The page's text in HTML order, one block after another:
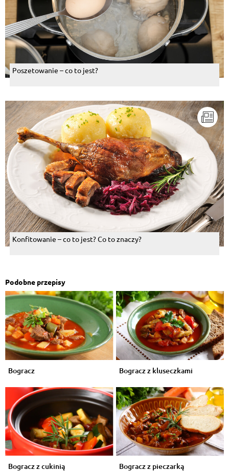
Poszetowanie – co to jest?
Konfitowanie – co to jest? Co to znaczy?
Podobne przepisy
Bogracz Bogracz z kluseczkami
Bogracz z cukinią Bogracz z pieczarką